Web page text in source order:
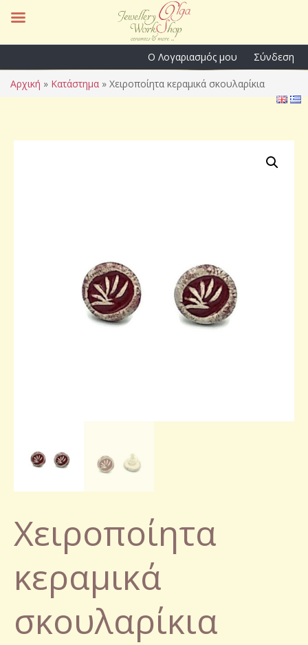
Ο Λογαριασμός μου Σύνδεση
Αρχική » Κατάστημα » Χειροποίητα κεραμικά σκουλαρίκια
Χειροποίητα
κεραμικά
σκουλαρίκια